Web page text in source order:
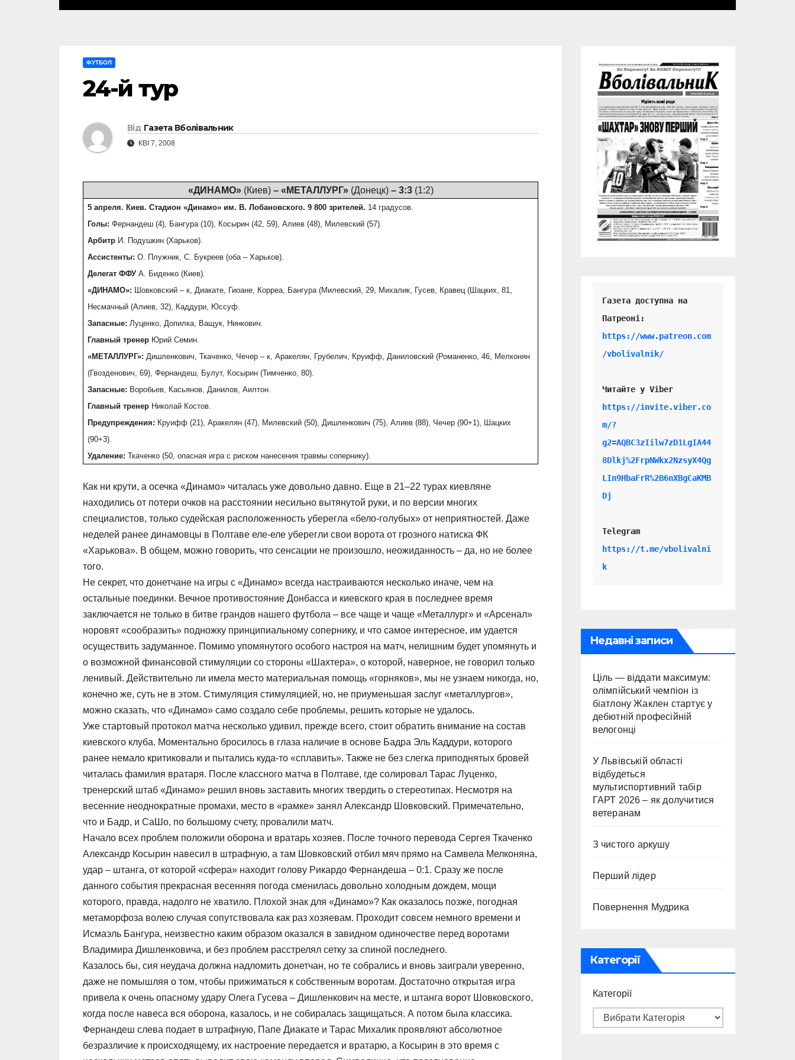
ФУТБОЛ
24-й тур
Від Газета Вболівальник
КВІ 7, 2008
«ДИНАМО» (Киев)– «МЕТАЛЛУРГ» (Донецк)– 3:3 (1:2)
5 апреля. Киев. Стадион «Динамо» им. В. Лобановского. 9 800 зрителей. 14 градусов.
Голы: Фернандеш (4), Бангура (10), Косырин (42, 59), Алиев (48), Милевский (57).
Арбитр И. Подушкин (Харьков).
Ассистенты: О. Плужник, С. Букреев (оба – Харьков).
Делегат ФФУ А. Биденко (Киев).
«ДИНАМО»: Шовковский – к, Диакате, Гиоане, Корреа, Бангура (Милевский, 29, Михалик, Гусев, Кравец (Шацких, 81,
Несмачный (Алиев, 32), Каддури, Юссуф.
Запасные: Луценко, Допилка, Ващук, Нинкович.
Главный тренер Юрий Семин.
«МЕТАЛЛУРГ»: Дишленкович, Ткаченко, Чечер – к, Аракелян, Грубелич, Круифф, Даниловский (Романенко, 46, Мелконян
(Гвозденович, 69), Фернандеш, Булут, Косырин (Тимченко, 80).
Запасные: Воробьев, Касьянов, Данилов, Аилтон.
Главный тренер Николай Костов.
Предупреждения: Круифф (21), Аракелян (47), Милевский (50), Дишленкович (75), Алиев (88), Чечер (90+1), Шацких
(90+3).
Удаление: Ткаченко (50, опасная игра с риском нанесения травмы сопернику).
Как ни крути, а осечка «Динамо» читалась уже довольно давно. Еще в 21–22 турах киевляне
находились от потери очков на расстоянии несильно вытянутой руки, и по версии многих
специалистов, только судейская расположенность уберегла «бело-голубых» от неприятностей. Даже
неделей ранее динамовцы в Полтаве еле-еле уберегли свои ворота от грозного натиска ФК
«Харькова». В общем, можно говорить, что сенсации не произошло, неожиданность – да, но не более
того.
Не секрет, что донетчане на игры с «Динамо» всегда настраиваются несколько иначе, чем на
остальные поединки. Вечное противостояние Донбасса и киевского края в последнее время
заключается не только в битве грандов нашего футбола – все чаще и чаще «Металлург» и «Арсенал»
норовят «сообразить» подножку принципиальному сопернику, и что самое интересное, им удается
осуществить задуманное. Помимо упомянутого особого настроя на матч, нелишним будет упомянуть и
о возможной финансовой стимуляции со стороны «Шахтера», о которой, наверное, не говорил только
ленивый. Действительно ли имела место материальная помощь «горняков», мы не узнаем никогда, но,
конечно же, суть не в этом. Стимуляция стимуляцией, но, не приуменьшая заслуг «металлургов»,
можно сказать, что «Динамо» само создало себе проблемы, решить которые не удалось.
Уже стартовый протокол матча несколько удивил, прежде всего, стоит обратить внимание на состав
киевского клуба. Моментально бросилось в глаза наличие в основе Бадра Эль Каддури, которого
ранее немало критиковали и пытались куда-то «сплавить». Также не без слегка приподнятых бровей
читалась фамилия вратаря. После классного матча в Полтаве, где солировал Тарас Луценко,
тренерский штаб «Динамо» решил вновь заставить многих твердить о стереотипах. Несмотря на
весенние неоднократные промахи, место в «рамке» занял Александр Шовковский. Примечательно,
что и Бадр, и СаШо, по большому счету, провалили матч.
Начало всех проблем положили оборона и вратарь хозяев. После точного перевода Сергея Ткаченко
Александр Косырин навесил в штрафную, а там Шовковский отбил мяч прямо на Самвела Мелконяна,
удар – штанга, от которой «сфера» находит голову Рикардо Фернандеша – 0:1. Сразу же после
данного события прекрасная весенняя погода сменилась довольно холодным дождем, мощи
которого, правда, надолго не хватило. Плохой знак для «Динамо»? Как оказалось позже, погодная
метаморфоза волею случая сопутствовала как раз хозяевам. Проходит совсем немного времени и
Исмаэль Бангура, неизвестно каким образом оказался в завидном одиночестве перед воротами
Владимира Дишленковича, и без проблем расстрелял сетку за спиной последнего.
Казалось бы, сия неудача должна надломить донетчан, но те собрались и вновь заиграли уверенно,
даже не помышляя о том, чтобы прижиматься к собственным воротам. Достаточно открытая игра
привела к очень опасному удару Олега Гусева – Дишленкович на месте, и штанга ворот Шовковского,
когда после навеса вся оборона, казалось, и не собиралась защищаться. А потом была классика.
Фернандеш слева подает в штрафную, Папе Диакате и Тарас Михалик проявляют абсолютное
безразличие к происходящему, их настроение передается и вратарю, а Косырин в это время с
Газета доступна на
https://www.patreon.com
/vbolivalnik/
Читайте у Viber
https://invite.viber.co
m/?
g2=AQBC3zIilw7zD1LgIA44
8Dlkj%2FrpNWkx2NzsyX4Qg
LIn9HbaFrR%2B6nXBgCaKMB
Dj
Telegram
https://t.me/vbolivalni
k
Недавні записи
Ціль — віддати максимум:
олімпійський чемпіон із
біатлону Жаклен стартує у
дебютній професійній
велогонці
У Львівській області
відбудеться
мультиспортивний табір
ГАРТ 2026 – як долучитися
ветеранам
З чистого аркушу
Перший лідер
Повернення Мудрика
Категорії
Категорії